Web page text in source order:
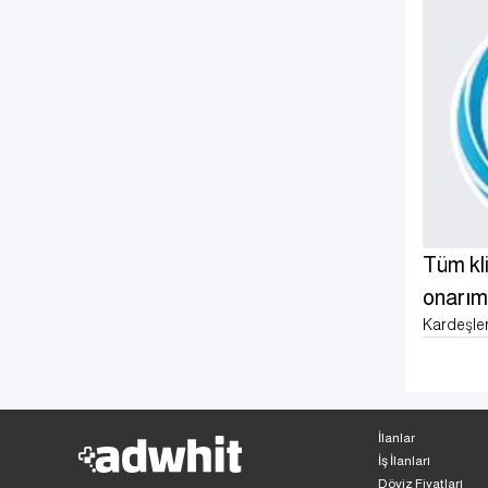
Tüm
İlanlar
İş İlanları
Döviz Fiyatları